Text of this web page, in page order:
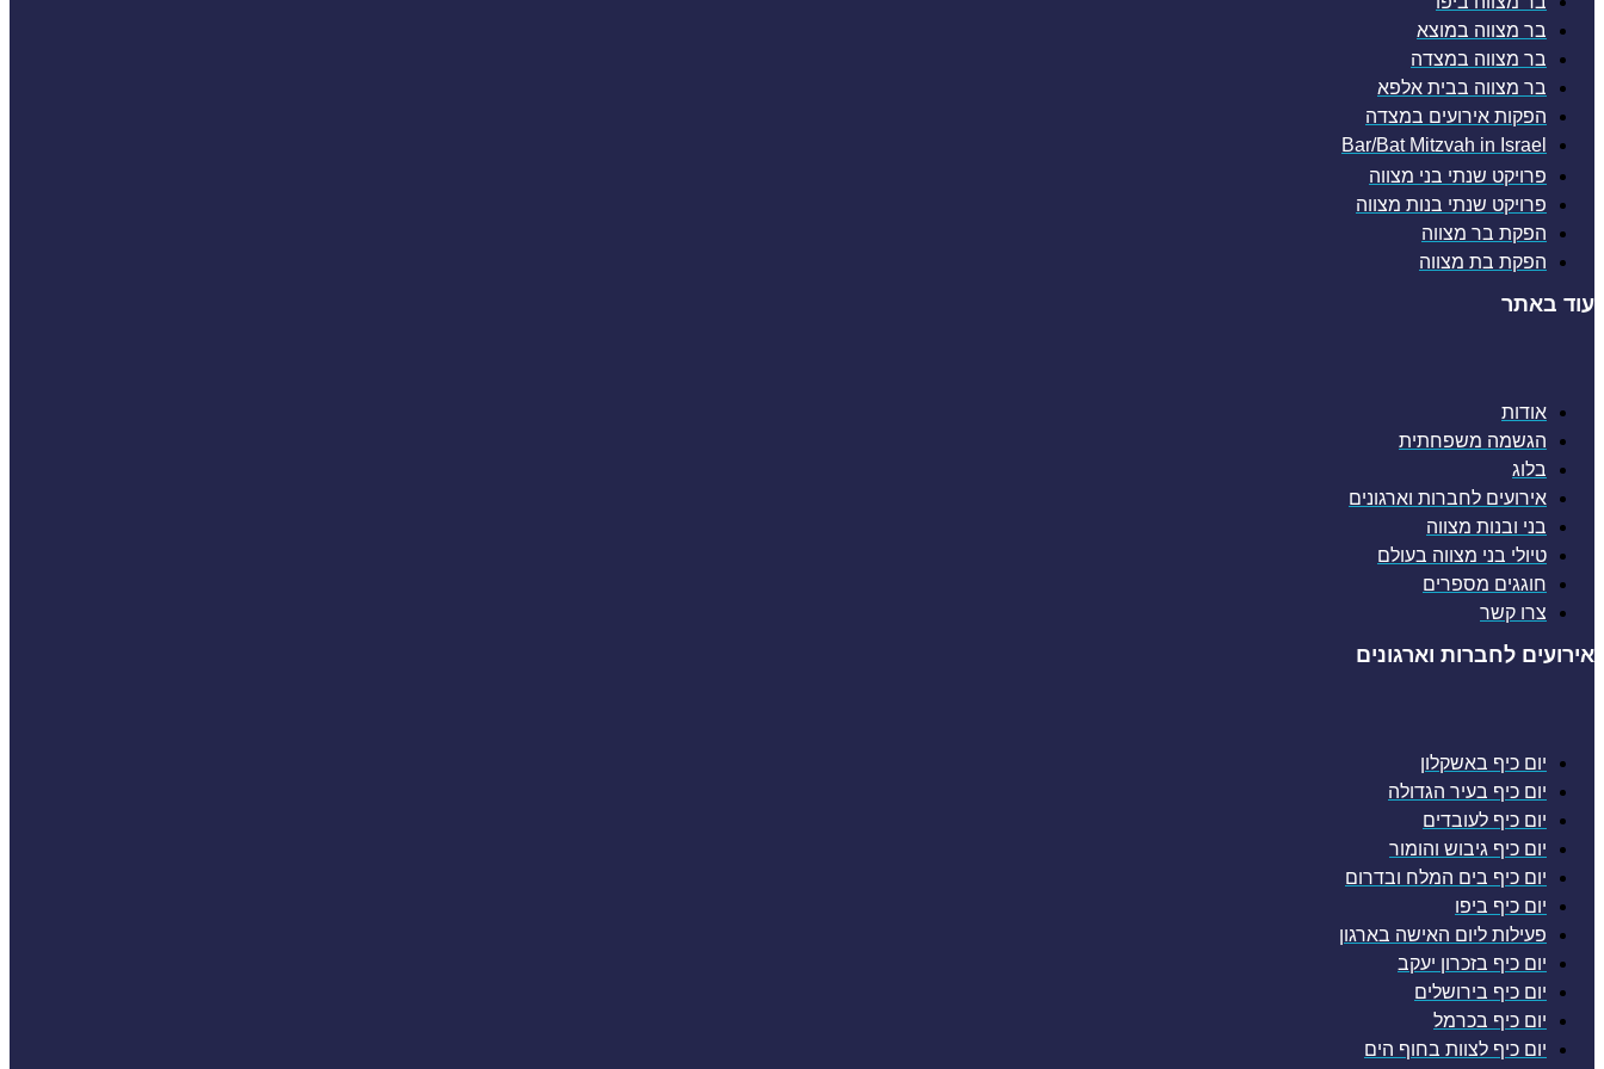
בר מצווה במוצא
בר מצווה במצדה
בר מצווה בבית אלפא
הפקות אירועים במצדה
Bar/Bat Mitzvah in Israel
פרויקט שנתי בני מצווה
פרויקט שנתי בנות מצווה
הפקת בר מצווה
הפקת בת מצווה
עוד באתר
אודות
הגשמה משפחתית
בלוג
אירועים לחברות וארגונים
בני ובנות מצווה
טיולי בני מצווה בעולם
חוגגים מספרים
צרו קשר
אירועים לחברות וארגונים
יום כיף באשקלון
יום כיף בעיר הגדולה
יום כיף לעובדים
יום כיף גיבוש והומור
יום כיף בים המלח ובדרום
יום כיף ביפו
פעילות ליום האישה בארגון
יום כיף בזכרון יעקב
יום כיף בירושלים
יום כיף בכרמל
יום כיף לצוות בחוף הים